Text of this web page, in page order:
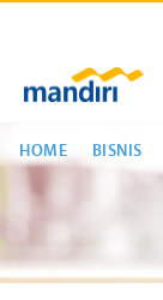
HOME BISNIS